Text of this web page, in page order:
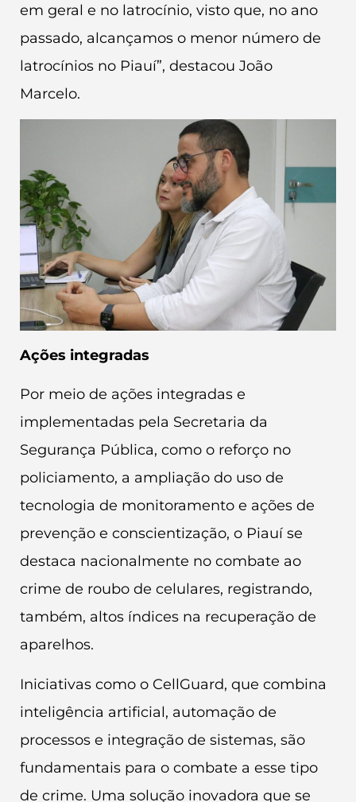
em geral e no latrocínio, visto que, no ano
passado, alcançamos o menor número de
latrocínios no Piauí”, destacou João
Marcelo.
Ações integradas
Por meio de ações integradas e
implementadas pela Secretaria da
Segurança Pública, como o reforço no
policiamento, a ampliação do uso de
tecnologia de monitoramento e ações de
prevenção e conscientização, o Piauí se
destaca nacionalmente no combate ao
crime de roubo de celulares, registrando,
também, altos índices na recuperação de
aparelhos.
Iniciativas como o CellGuard, que combina
inteligência artificial, automação de
processos e integração de sistemas, são
fundamentais para o combate a esse tipo
de crime. Uma solução inovadora que se